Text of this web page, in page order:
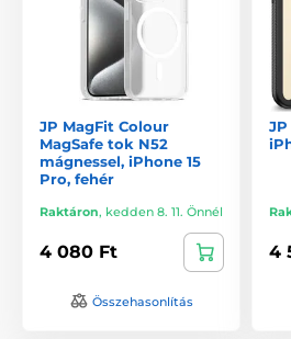
JP MagFit Colour
MagSafe tok N52
mágnessel, iPhone 15
Pro, fehér
Raktáron, kedden 8. 11. Önnél
4 080 Ft
Összehasonlítás
4